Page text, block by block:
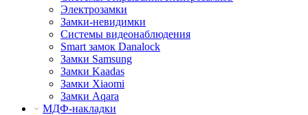
Электрозамки
Замки-невидимки
Системы видеонаблюдения
Smart замок Danalock
Замки Samsung
Замки Kaadas
Замки Xiaomi
Замки Aqara
МДФ-накладки